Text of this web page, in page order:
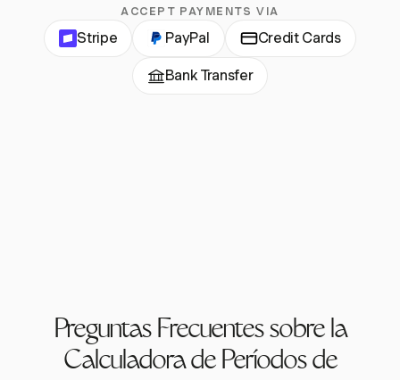
ACCEPT PAYMENTS VIA
Stripe PayPal Credit Cards
Bank Transfer
Preguntas Frecuentes sobre la
Calculadora de Períodos de